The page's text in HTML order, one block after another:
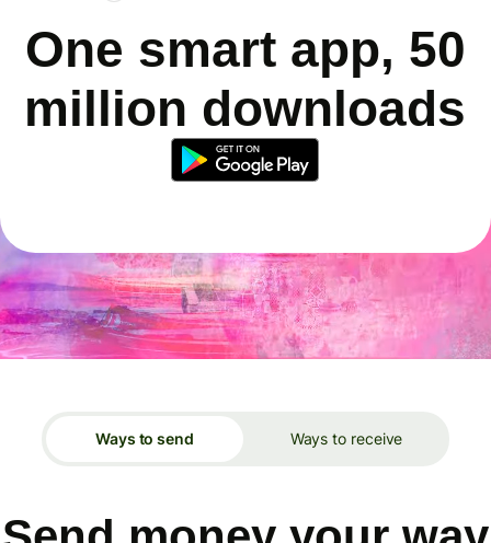
One smart app, 50
million downloads
Ways to send Ways to receive